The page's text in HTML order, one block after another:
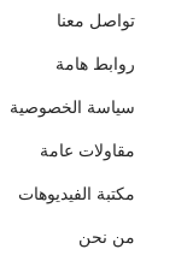
تواصل معنا
روابط هامة
سياسة الخصوصية
مقاولات عامة
مكتبة الفيديوهات
من نحن